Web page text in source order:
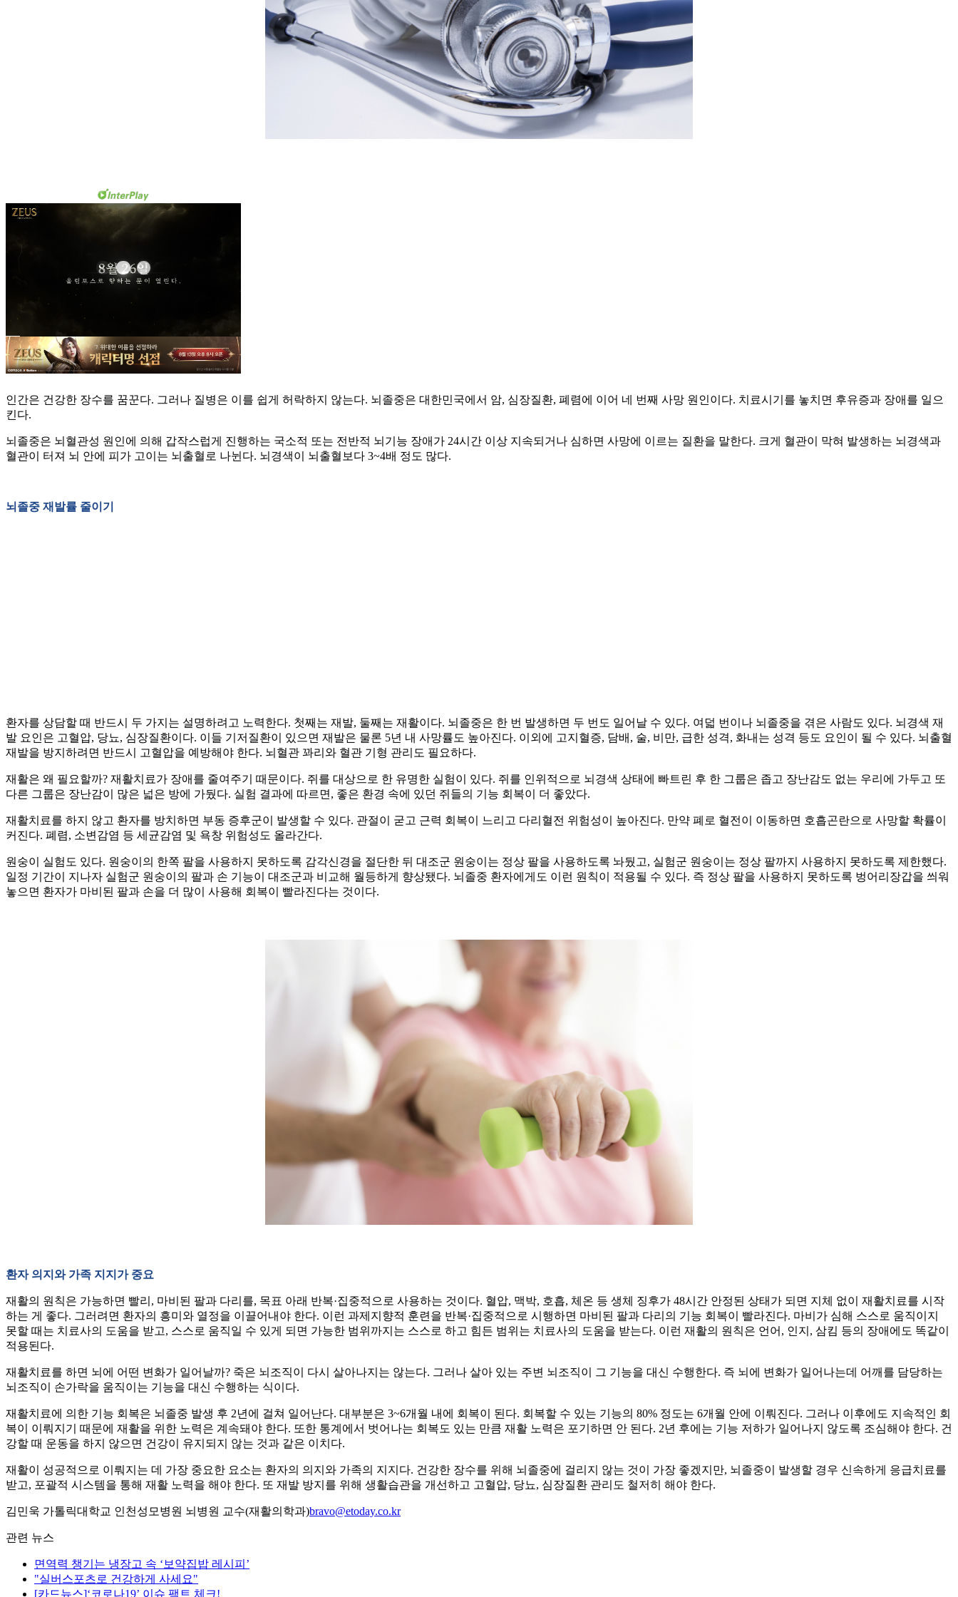
인간은 건강한 장수를 꿈꾼다. 그러나 질병은 이를 쉽게 허락하지 않는다. 뇌졸중은 대한민국에서 암, 심장질환, 폐렴에 이어 네 번째 사망 원인이다. 치료시기를 놓치면 후유증과 장애를 일으
킨다.
뇌졸중은 뇌혈관성 원인에 의해 갑작스럽게 진행하는 국소적 또는 전반적 뇌기능 장애가 24시간 이상 지속되거나 심하면 사망에 이르는 질환을 말한다. 크게 혈관이 막혀 발생하는 뇌경색과
혈관이 터져 뇌 안에 피가 고이는 뇌출혈로 나뉜다. 뇌경색이 뇌출혈보다 3~4배 정도 많다.
뇌졸중 재발률 줄이기
환자를 상담할 때 반드시 두 가지는 설명하려고 노력한다. 첫째는 재발, 둘째는 재활이다. 뇌졸중은 한 번 발생하면 두 번도 일어날 수 있다. 여덟 번이나 뇌졸중을 겪은 사람도 있다. 뇌경색 재
발 요인은 고혈압, 당뇨, 심장질환이다. 이들 기저질환이 있으면 재발은 물론 5년 내 사망률도 높아진다. 이외에 고지혈증, 담배, 술, 비만, 급한 성격, 화내는 성격 등도 요인이 될 수 있다. 뇌출혈
재발을 방지하려면 반드시 고혈압을 예방해야 한다. 뇌혈관 꽈리와 혈관 기형 관리도 필요하다.
재활은 왜 필요할까? 재활치료가 장애를 줄여주기 때문이다. 쥐를 대상으로 한 유명한 실험이 있다. 쥐를 인위적으로 뇌경색 상태에 빠트린 후 한 그룹은 좁고 장난감도 없는 우리에 가두고 또
다른 그룹은 장난감이 많은 넓은 방에 가뒀다. 실험 결과에 따르면, 좋은 환경 속에 있던 쥐들의 기능 회복이 더 좋았다.
재활치료를 하지 않고 환자를 방치하면 부동 증후군이 발생할 수 있다. 관절이 굳고 근력 회복이 느리고 다리혈전 위험성이 높아진다. 만약 폐로 혈전이 이동하면 호흡곤란으로 사망할 확률이
커진다. 폐렴, 소변감염 등 세균감염 및 욕창 위험성도 올라간다.
원숭이 실험도 있다. 원숭이의 한쪽 팔을 사용하지 못하도록 감각신경을 절단한 뒤 대조군 원숭이는 정상 팔을 사용하도록 놔뒀고, 실험군 원숭이는 정상 팔까지 사용하지 못하도록 제한했다.
일정 기간이 지나자 실험군 원숭이의 팔과 손 기능이 대조군과 비교해 월등하게 향상됐다. 뇌졸중 환자에게도 이런 원칙이 적용될 수 있다. 즉 정상 팔을 사용하지 못하도록 벙어리장갑을 씌워
놓으면 환자가 마비된 팔과 손을 더 많이 사용해 회복이 빨라진다는 것이다.
환자 의지와 가족 지지가 중요
재활의 원칙은 가능하면 빨리, 마비된 팔과 다리를, 목표 아래 반복·집중적으로 사용하는 것이다. 혈압, 맥박, 호흡, 체온 등 생체 징후가 48시간 안정된 상태가 되면 지체 없이 재활치료를 시작
하는 게 좋다. 그러려면 환자의 흥미와 열정을 이끌어내야 한다. 이런 과제지향적 훈련을 반복·집중적으로 시행하면 마비된 팔과 다리의 기능 회복이 빨라진다. 마비가 심해 스스로 움직이지
못할 때는 치료사의 도움을 받고, 스스로 움직일 수 있게 되면 가능한 범위까지는 스스로 하고 힘든 범위는 치료사의 도움을 받는다. 이런 재활의 원칙은 언어, 인지, 삼킴 등의 장애에도 똑같이
적용된다.
재활치료를 하면 뇌에 어떤 변화가 일어날까? 죽은 뇌조직이 다시 살아나지는 않는다. 그러나 살아 있는 주변 뇌조직이 그 기능을 대신 수행한다. 즉 뇌에 변화가 일어나는데 어깨를 담당하는
뇌조직이 손가락을 움직이는 기능을 대신 수행하는 식이다.
재활치료에 의한 기능 회복은 뇌졸중 발생 후 2년에 걸쳐 일어난다. 대부분은 3~6개월 내에 회복이 된다. 회복할 수 있는 기능의 80% 정도는 6개월 안에 이뤄진다. 그러나 이후에도 지속적인 회
복이 이뤄지기 때문에 재활을 위한 노력은 계속돼야 한다. 또한 통계에서 벗어나는 회복도 있는 만큼 재활 노력은 포기하면 안 된다. 2년 후에는 기능 저하가 일어나지 않도록 조심해야 한다. 건
강할 때 운동을 하지 않으면 건강이 유지되지 않는 것과 같은 이치다.
재활이 성공적으로 이뤄지는 데 가장 중요한 요소는 환자의 의지와 가족의 지지다. 건강한 장수를 위해 뇌졸중에 걸리지 않는 것이 가장 좋겠지만, 뇌졸중이 발생할 경우 신속하게 응급치료를
받고, 포괄적 시스템을 통해 재활 노력을 해야 한다. 또 재발 방지를 위해 생활습관을 개선하고 고혈압, 당뇨, 심장질환 관리도 철저히 해야 한다.
김민욱 가톨릭대학교 인천성모병원 뇌병원 교수(재활의학과)bravo@etoday.co.kr
관련 뉴스
면역력 챙기는 냉장고 속 ‘보약집밥 레시피’
"실버스포츠로 건강하게 사세요"
[카드뉴스]‘코로나19’ 이슈 팩트 체크!